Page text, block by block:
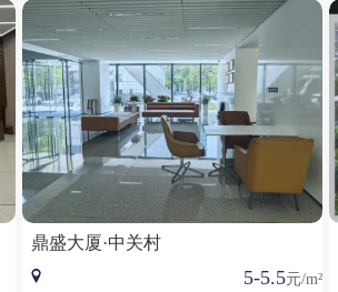
鼎盛大厦·中关村
5-5.5元/m²